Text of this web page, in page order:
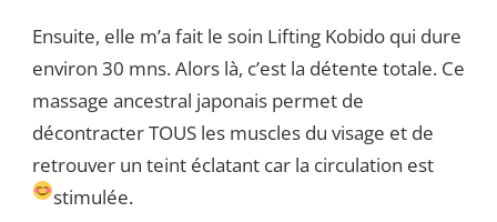
Ensuite, elle m’a fait le soin Lifting Kobido qui dure
environ 30 mns. Alors là, c’est la détente totale. Ce
massage ancestral japonais permet de
décontracter TOUS les muscles du visage et de
retrouver un teint éclatant car la circulation est
stimulée.